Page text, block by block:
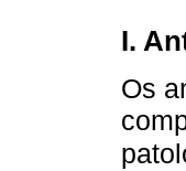
I.
Os